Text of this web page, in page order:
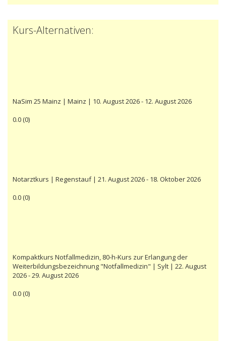
Kurs-Alternativen:
NaSim 25 Mainz | Mainz | 10. August 2026 - 12. August 2026
0.0(0)
Notarztkurs | Regenstauf | 21. August 2026 - 18. Oktober 2026
0.0(0)
Kompaktkurs Notfallmedizin, 80-h-Kurs zur Erlangung der
Weiterbildungsbezeichnung "Notfallmedizin" | Sylt | 22. August
2026 - 29. August 2026
0.0(0)